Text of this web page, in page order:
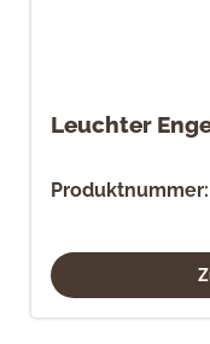
Leuchter
Produktnummer: